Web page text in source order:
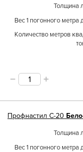
Толщина
Вес 1 погонного метра
Количество метров
Профнастил С-20
Толщина
Вес 1 погонного метра